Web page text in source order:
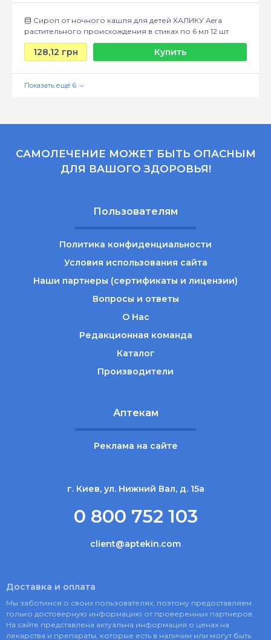
Сироп от ночного кашля для детей ХАЛИКУ Aera
растительного происхождения в стиках по 6 мл 12 шт
128,12 грн Купить
САМОЛЕЧЕНИЕ МОЖЕТ БЫТЬ ОПАСНЫМ
ДЛЯ ВАШОГО ЗДОРОВЬЯ!
Пользователям
Политика конфиденциальности
Условия использования сайта
Наши партнеры (сертификаты и лицензии)
Вопросы и ответы
О Нас
Редакционная команда
Каталог
Производители
Аптекам
Реклама на сайте
г. Киев, ул. Нижний Вал, д. 15а
0 800 752 103
client@aptekin.com
Доставка и оплата
Мы заботимся о своих пользователях, поэтому предоставляем
только достоверную информацию от проверенных партнеров.
На сайте представлена актуальна информация о ценах на
лекарства и препараты, которые есть в наличии или могут быть